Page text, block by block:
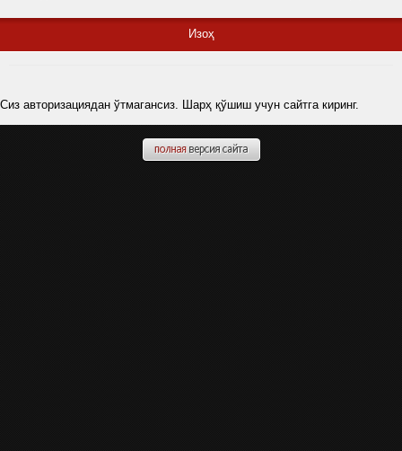
Изоҳ
Сиз авторизациядан ўтмагансиз. Шарҳ қўшиш учун сайтга киринг.